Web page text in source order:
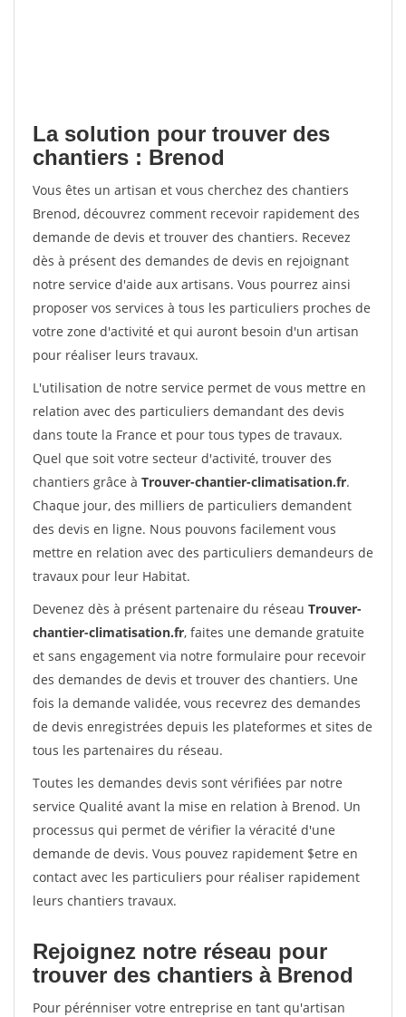
La solution pour trouver des
chantiers : Brenod
Vous êtes un artisan et vous cherchez des chantiers
Brenod, découvrez comment recevoir rapidement des
demande de devis et trouver des chantiers. Recevez
dès à présent des demandes de devis en rejoignant
notre service d'aide aux artisans. Vous pourrez ainsi
proposer vos services à tous les particuliers proches de
votre zone d'activité et qui auront besoin d'un artisan
pour réaliser leurs travaux.
L'utilisation de notre service permet de vous mettre en
relation avec des particuliers demandant des devis
dans toute la France et pour tous types de travaux.
Quel que soit votre secteur d'activité, trouver des
chantiers grâce à Trouver-chantier-climatisation.fr.
Chaque jour, des milliers de particuliers demandent
des devis en ligne. Nous pouvons facilement vous
mettre en relation avec des particuliers demandeurs de
travaux pour leur Habitat.
Devenez dès à présent partenaire du réseau Trouver-
chantier-climatisation.fr, faites une demande gratuite
et sans engagement via notre formulaire pour recevoir
des demandes de devis et trouver des chantiers. Une
fois la demande validée, vous recevrez des demandes
de devis enregistrées depuis les plateformes et sites de
tous les partenaires du réseau.
Toutes les demandes devis sont vérifiées par notre
service Qualité avant la mise en relation à Brenod. Un
processus qui permet de vérifier la véracité d'une
demande de devis. Vous pouvez rapidement $etre en
contact avec les particuliers pour réaliser rapidement
leurs chantiers travaux.
Rejoignez notre réseau pour
trouver des chantiers à Brenod
Pour pérénniser votre entreprise en tant qu'artisan